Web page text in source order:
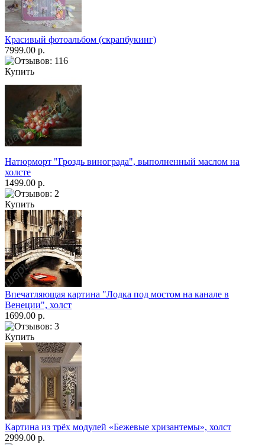
Красивый фотоальбом (скрапбукинг)
7999.00 р.
Купить
Натюрморт "Гроздь винограда", выполненный маслом на
холсте
1499.00 р.
Купить
Впечатляющая картина "Лодка под мостом на канале в
Венеции", холст
1699.00 р.
Купить
Картина из трёх модулей «Бежевые хризантемы», холст
2999.00 р.